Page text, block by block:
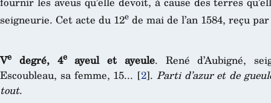
seigneurie. Cet acte du 12e de mai de l’an 1584, reçu
Ve degré, 4eayeul et ayeule. René d’Aubigné,
Escoubleau, sa femme, 15... [2]. Parti d’azur et de
tout.